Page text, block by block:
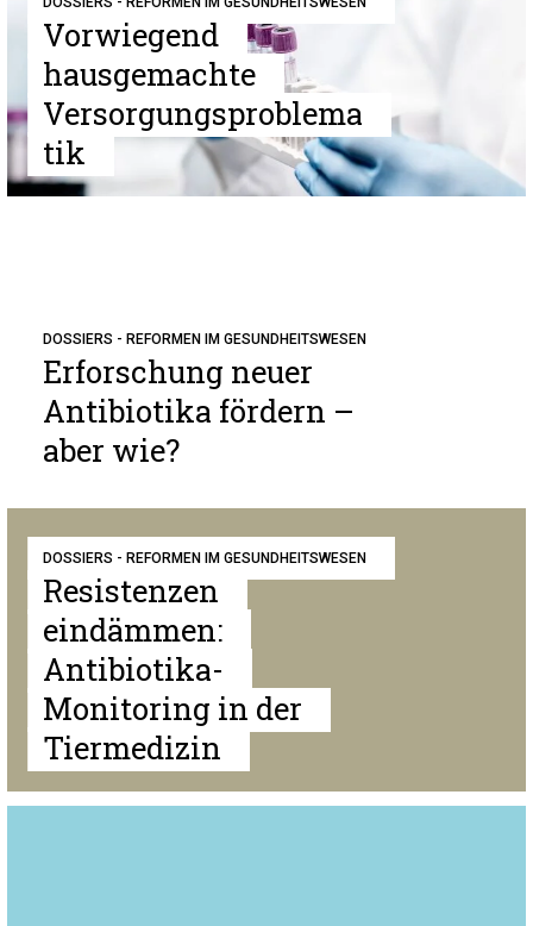
Vorwiegend
hausgemachte
Versorgungsproblema
tik
DOSSIERS - REFORMEN IM GESUNDHEITSWESEN
Erforschung neuer
Antibiotika fördern –
aber wie?
DOSSIERS - REFORMEN IM GESUNDHEITSWESEN
Resistenzen
eindämmen:
Antibiotika-
Monitoring in der
Tiermedizin